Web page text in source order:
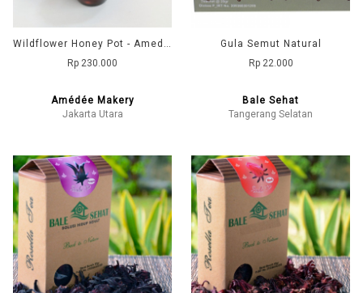
Wildflower Honey Pot - Amedee Makery
Rp 230.000
Amédée Makery
Jakarta Utara
Gula Semut Natural
Rp 22.000
Bale Sehat
Tangerang Selatan